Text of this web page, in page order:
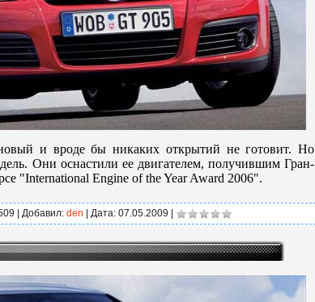
и вроде бы никаких открытий не готовит. Но
Они оснастили ее двигателем, получившим Гран-
"International Engine of the Year Award 2006".
| Добавил: den | Дата: 07.05.2009